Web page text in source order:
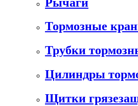
Тормозные
Трубки
Цилиндры
Щитки